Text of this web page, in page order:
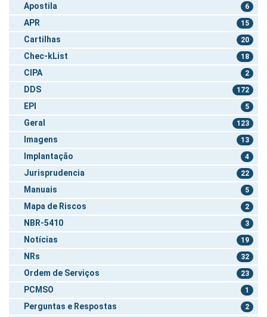
Apostila 6
APR 15
Cartilhas 20
Chec-kList 18
CIPA 2
DDS 172
EPI 5
Geral 123
Imagens 13
Implantação 4
Jurisprudencia 22
Manuais 5
Mapa de Riscos 2
NBR-5410 3
Notícias 19
NRs 32
Ordem de Serviços 23
PCMSO 1
Perguntas e Respostas 2